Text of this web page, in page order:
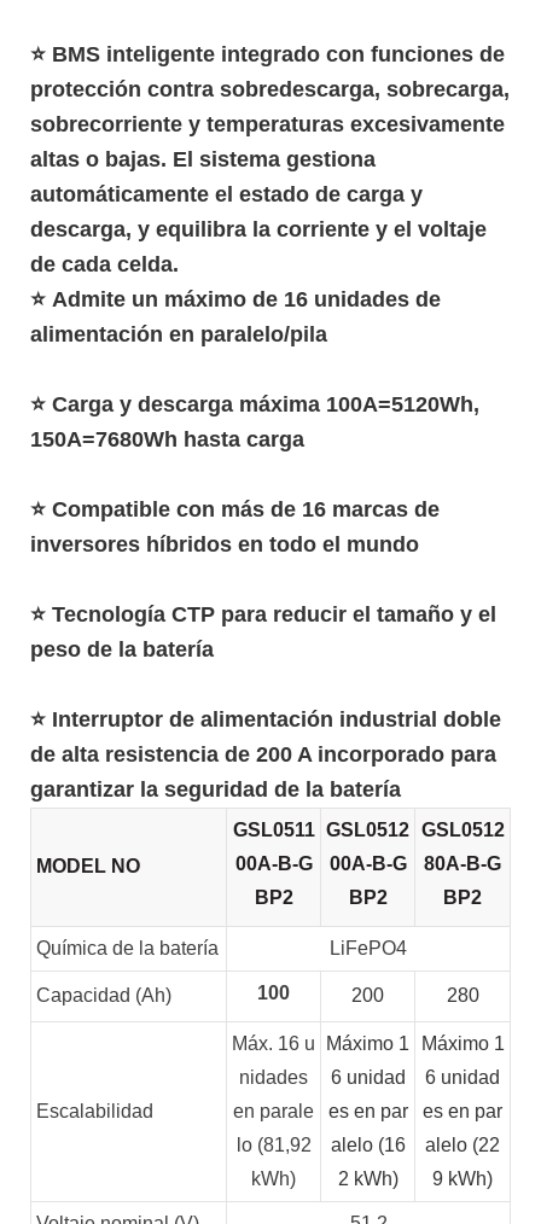
⭐ BMS inteligente integrado con funciones de
protección contra sobredescarga, sobrecarga,
sobrecorriente y temperaturas excesivamente
altas o bajas. El sistema gestiona
automáticamente el estado de carga y
descarga, y equilibra la corriente y el voltaje
de cada celda.
⭐ Admite un máximo de 16 unidades de
alimentación en paralelo/pila
⭐ Carga y descarga máxima 100A=5120Wh,
150A=7680Wh hasta carga
⭐ Compatible con más de 16 marcas de
inversores híbridos en todo el mundo
⭐ Tecnología CTP para reducir el tamaño y el
peso de la batería
⭐ Interruptor de alimentación industrial doble
de alta resistencia de 200 A incorporado para
garantizar la seguridad de la batería
MODEL NO
GSL0511
00A-B-G
BP2
GSL0512
00A-B-G
BP2
GSL0512
80A-B-G
BP2
Química de la batería LiFePO4
Capacidad (Ah) 100 200 280
Escalabilidad
Máx. 16 u
nidades
en parale
lo (81,92
kWh)
Máximo 1
6 unidad
es en par
alelo (16
2 kWh)
Máximo 1
6 unidad
es en par
alelo (22
9 kWh)